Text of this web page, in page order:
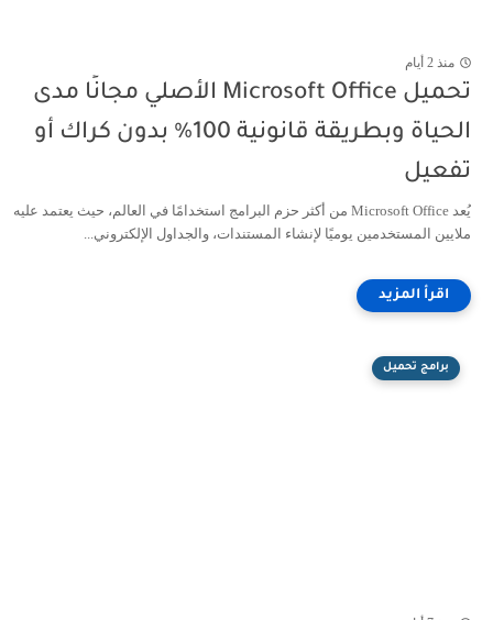
منذ 2 أيام
تحميل Microsoft Office الأصلي مجانًا مدى
الحياة وبطريقة قانونية 100% بدون كراك أو
تفعيل
يُعد Microsoft Office من أكثر حزم البرامج استخدامًا في العالم، حيث يعتمد عليه
ملايين المستخدمين يوميًا لإنشاء المستندات، والجداول الإلكتروني...
برامج تحميل